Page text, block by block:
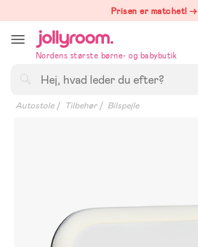
till
innehållet
Prisen er matchet! →
Nordens største børne- og babybutik
Autostole Tilbehør Bilspejle